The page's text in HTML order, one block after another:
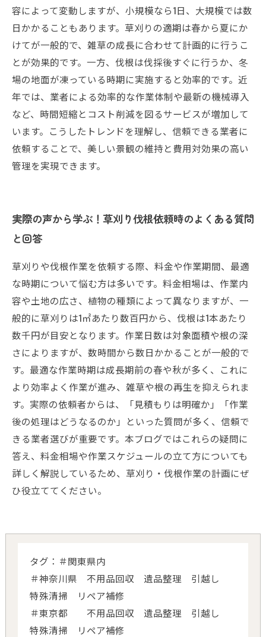
容によって変動しますが、小規模なら1日、大規模では数
日かかることもあります。草刈りの適期は春から夏にか
けてが一般的で、雑草の成長に合わせて計画的に行うこ
とが効果的です。一方、伐根は伐採後すぐに行うか、冬
場の地面が凍っている時期に実施すると効率的です。近
年では、業者による効率的な作業体制や最新の機械導入
など、時間短縮とコスト削減を図るサービスが増加して
います。こうしたトレンドを理解し、信頼できる業者に
依頼することで、美しい景観の維持と費用対効果の高い
管理を実現できます。
実際の声から学ぶ！草刈り伐根依頼時のよくある質問
と回答
草刈りや伐根作業を依頼する際、料金や作業期間、最適
な時期について悩む方は多いです。料金相場は、作業内
容や土地の広さ、植物の種類によって異なりますが、一
般的に草刈りは1㎡あたり数百円から、伐根は1本あたり
数千円が目安となります。作業日数は対象面積や根の深
さによりますが、数時間から数日かかることが一般的で
す。最適な作業時期は成長期前の春や秋が多く、これに
より効率よく作業が進み、雑草や根の再生を抑えられま
す。実際の依頼者からは、「見積もりは明確か」「作業
後の処理はどうなるのか」といった質問が多く、信頼で
きる業者選びが重要です。本ブログではこれらの疑問に
答え、料金相場や作業スケジュールの立て方についても
詳しく解説しているため、草刈り・伐根作業の計画にぜ
ひ役立ててください。
タグ：＃関東県内
＃神奈川県 不用品回収 遺品整理 引越し
特殊清掃 リペア補修
＃東京都 不用品回収 遺品整理 引越し
特殊清掃 リペア補修